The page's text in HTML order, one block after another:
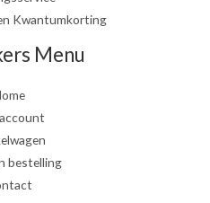
Kwantumkorting
Menu
bestelling